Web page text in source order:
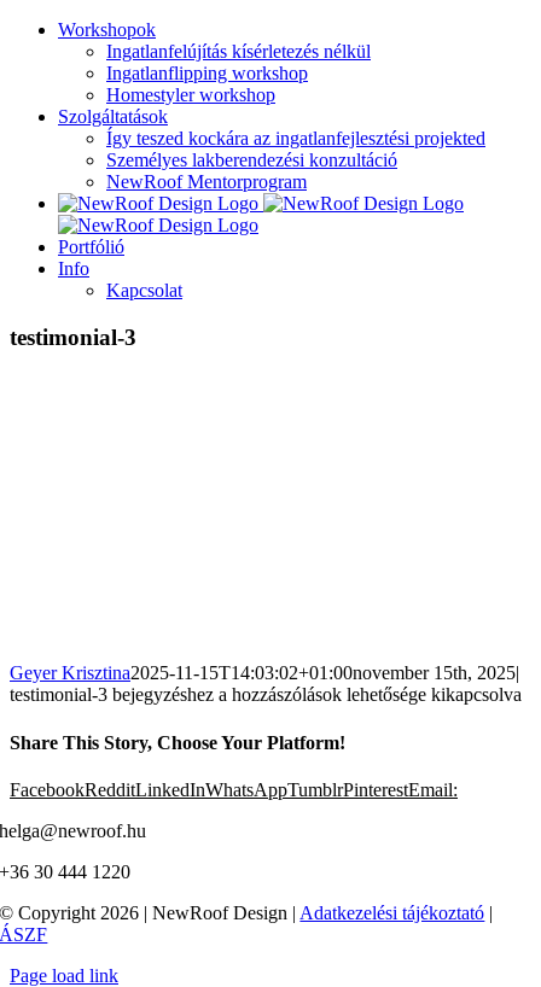
Workshopok
Ingatlanfelújítás kísérletezés nélkül
Ingatlanflipping workshop
Homestyler workshop
Szolgáltatások
Így teszed kockára az ingatlanfejlesztési projekted
Személyes lakberendezési konzultáció
NewRoof Mentorprogram
Portfólió
Info
Kapcsolat
testimonial-3
Geyer Krisztina2025-11-15T14:03:02+01:00november 15th, 2025|
testimonial-3 bejegyzéshez a hozzászólások lehetősége kikapcsolva
Share This Story, Choose Your Platform!
FacebookRedditLinkedInWhatsAppTumblrPinterestEmail:
helga@newroof.hu
+36 30 444 1220
© Copyright 2026 | NewRoof Design | Adatkezelési tájékoztató |
ÁSZF
Page load link